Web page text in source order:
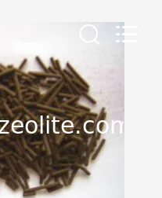
منتجات
معلومات